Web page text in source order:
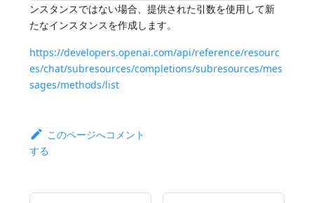
ンスタンスではない場合、提供された引数を使用して新
たなインスタンスを作成します。
https://developers.openai.com/api/reference/resourc
es/chat/subresources/completions/subresources/mes
sages/methods/list
このページへコメント
する